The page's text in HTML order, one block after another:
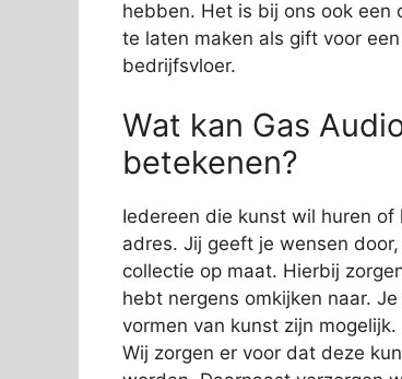
hebben. Het is bij ons ook een
te laten maken als gift voor
bedrijfsvloer.
Wat kan Gas
betekenen?
Iedereen die kunst wil huren
adres. Jij geeft je wensen
collectie op maat. Hierbij
hebt nergens omkijken naar.
vormen van kunst zijn
Wij zorgen er voor dat deze